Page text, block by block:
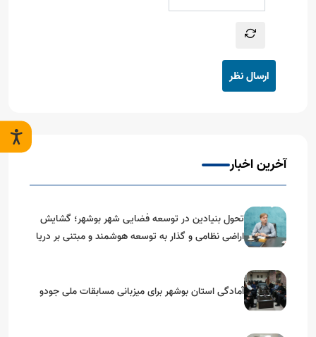
ارسال نظر
آخرین اخبار
تحول بنیادین در توسعه فضایی شهر بوشهر؛ گشایش
اراضی نظامی و گذار به توسعه هوشمند و مبتنی بر دریا
آمادگی استان بوشهر برای میزبانی مسابقات ملی جودو